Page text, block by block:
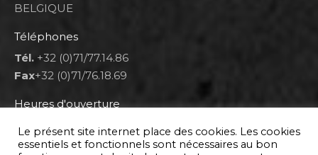
BELGIQUE
Téléphones
Tél. +32 (0)71/77.14.86
Fax+32 (0)71/76.18.69
Heures d'ouverture
Lun 8h00-12h00 et 12h30-14h30
Mar au ven 8h00-12h00 et 12h30-17h00
Le présent site internet place des cookies. Les cookies
essentiels et fonctionnels sont nécessaires au bon